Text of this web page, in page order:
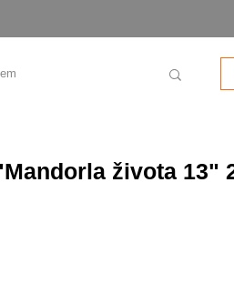
života 13"